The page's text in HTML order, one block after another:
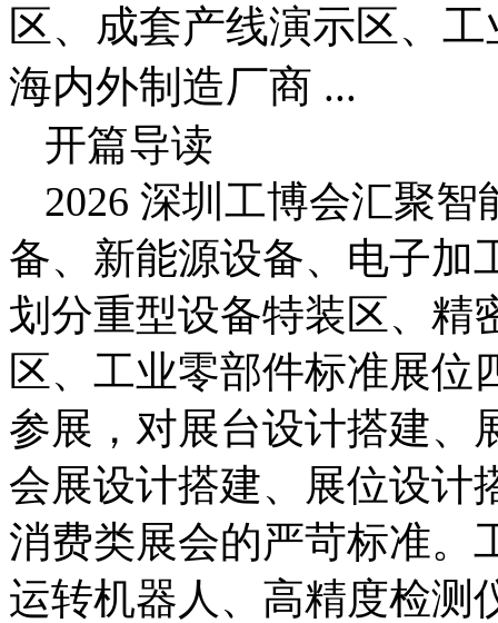
区、成套产线演示区、
海内外制造厂商 ...
开篇导读
2026 深圳工博会汇聚
备、新能源设备、电子加
划分重型设备特装区、精
区、工业零部件标准展位
参展，对展台设计搭建、
会展设计搭建、展位设计
消费类展会的严苛标准。
运转机器人、高精度检测